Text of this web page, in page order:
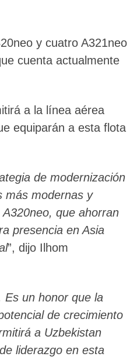
y cuatro A321neo
cuenta actualmente
a la línea aérea
equiparán a esta flota
de modernización
más modernas y
que ahorran
presencia en Asia
”, dijo Ilhom
Es un honor que la
de crecimiento
a Uzbekistan
liderazgo en esta